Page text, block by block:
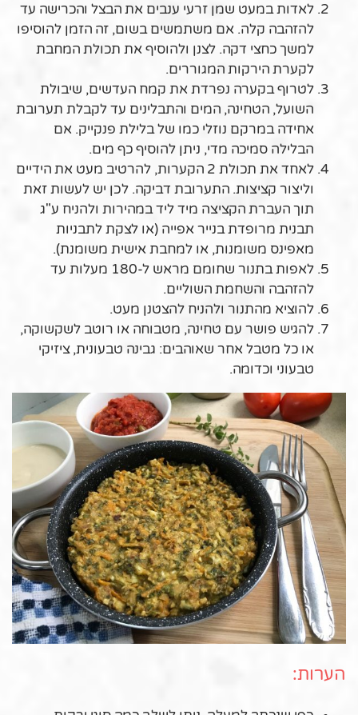
לאדות במעט שמן זרעי ענבים את הבצל והכרישה עד
להזהבה קלה. אם משתמשים בשום, זה הזמן להוסיפו
למשך כחצי דקה. לצנן ולהוסיף את תכולת המחבת
לקערת הירקות המגוררים.
לטרוף בקערה נפרדת את קמח העדשים, שיבולת
השועל, הטחינה, המים והתבלינים עד לקבלת תערובת
אחידה במרקם נוזלי כמו של בלילת פנקייק. אם
הבלילה סמיכה מדי, ניתן להוסיף כף מים.
לאחד את תכולת 2 הקערות, להרטיב מעט את הידיים
וליצור קציצות. התערובת דביקה. לכן יש לעשות זאת
תוך העברת הקציצה מיד ליד במהירות ולהניח ע"ג
תבנית מרופדת בנייר אפייה (או לצקת לתבניות
מאפינס משומנות, או למחבת אישית משומנת).
לאפות בתנור שחומם מראש ל-180 מעלות עד
להזהבה והשחמת השוליים.
להוציא מהתנור ולהניח להצטנן מעט.
להגיש פושר עם טחינה, מטבוחה או רוטב לשקשוקה,
או כל מטבל אחר שאוהבים: גבינה טבעונית, ציזיקי
טבעוני וכדומה.
הערות: